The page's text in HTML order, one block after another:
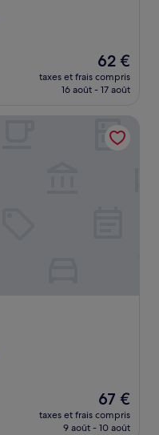
Le
nouveau
prix
de
62 €
62 €
taxes et frais compris
16 août - 17 août
Le
nouveau
prix
67 €
taxes et frais compris
9 août - 10 août